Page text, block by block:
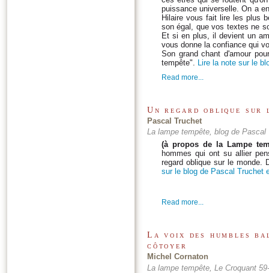
puissance universelle. On a
Hilaire vous fait lire les plus
son égal, que vos textes ne
Et si en plus, il devient un
vous donne la confiance qui
Son grand chant d'amour
tempête". Lire la note sur le
Read more...
Un regard oblique sur
Pascal Truchet
La lampe tempête, blog de Pascal
(à propos de la Lampe
hommes qui ont su allier
regard oblique sur le monde.
sur le blog de Pascal Truchet
Read more...
La voix des humbles
côtoyer
Michel Cornaton
La lampe tempête, Le Croquant